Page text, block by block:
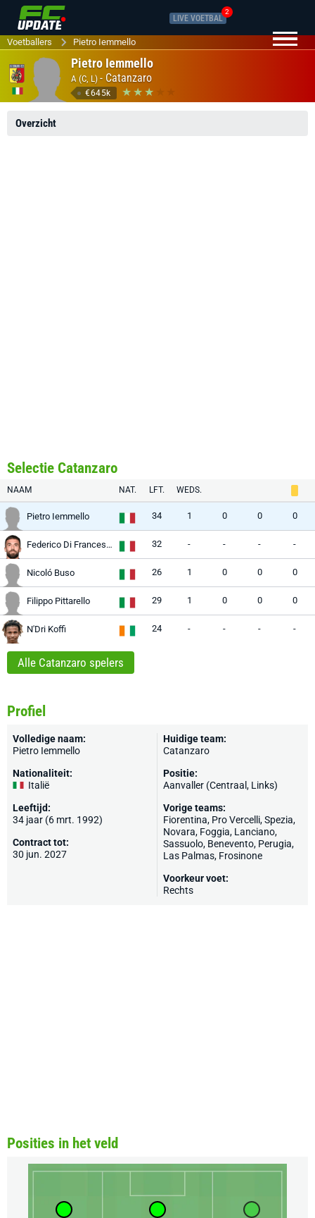
LIVE VOETBAL
2
Voetballers Pietro Iemmello
Pietro Iemmello
A (C, L) - Catanzaro
€645k
Overzicht
Selectie Catanzaro
NAAM NAT. LFT. WEDS.
Pietro Iemmello 34 1 0 0 0
Federico Di Francesco 32 - - - -
Nicoló Buso 26 1 0 0 0
Filippo Pittarello 29 1 0 0 0
N'Dri Koffi 24 - - - -
Alle Catanzaro spelers
Profiel
Volledige naam:
Pietro Iemmello
Nationaliteit:
Italië
Leeftijd:
34 jaar (6 mrt. 1992)
Contract tot:
30 jun. 2027
Huidige team:
Catanzaro
Positie:
Aanvaller (Centraal, Links)
Vorige teams:
Fiorentina, Pro Vercelli,Spezia,
Novara, Foggia, Lanciano,
Sassuolo, Benevento, Perugia,
Las Palmas, Frosinone
Voorkeur voet:
Rechts
Posities in het veld